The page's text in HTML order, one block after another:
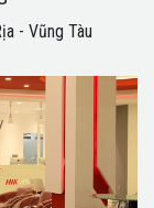
- Vũng Tàu